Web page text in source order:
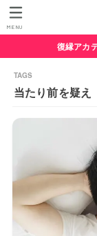
MENU
復縁アカ
当たり前を疑え